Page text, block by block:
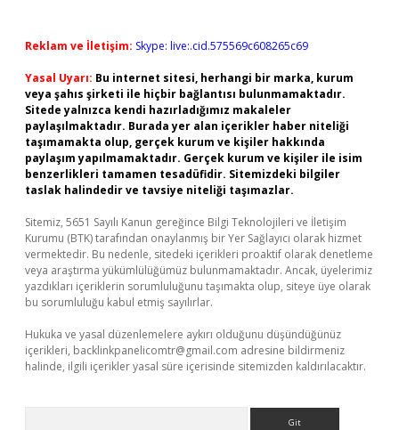
Reklam ve İletişim: Skype: live:.cid.575569c608265c69
Yasal Uyarı: Bu internet sitesi, herhangi bir marka, kurum
veya şahıs şirketi ile hiçbir bağlantısı bulunmamaktadır.
Sitede yalnızca kendi hazırladığımız makaleler
paylaşılmaktadır. Burada yer alan içerikler haber niteliği
taşımamakta olup, gerçek kurum ve kişiler hakkında
paylaşım yapılmamaktadır. Gerçek kurum ve kişiler ile isim
benzerlikleri tamamen tesadüfidir. Sitemizdeki bilgiler
taslak halindedir ve tavsiye niteliği taşımazlar.
Sitemiz, 5651 Sayılı Kanun gereğince Bilgi Teknolojileri ve İletişim
Kurumu (BTK) tarafından onaylanmış bir Yer Sağlayıcı olarak hizmet
vermektedir. Bu nedenle, sitedeki içerikleri proaktif olarak denetleme
veya araştırma yükümlülüğümüz bulunmamaktadır. Ancak, üyelerimiz
yazdıkları içeriklerin sorumluluğunu taşımakta olup, siteye üye olarak
bu sorumluluğu kabul etmiş sayılırlar.
Hukuka ve yasal düzenlemelere aykırı olduğunu düşündüğünüz
içerikleri, backlinkpanelicomtr@gmail.com adresine bildirmeniz
halinde, ilgili içerikler yasal süre içerisinde sitemizden kaldırılacaktır.